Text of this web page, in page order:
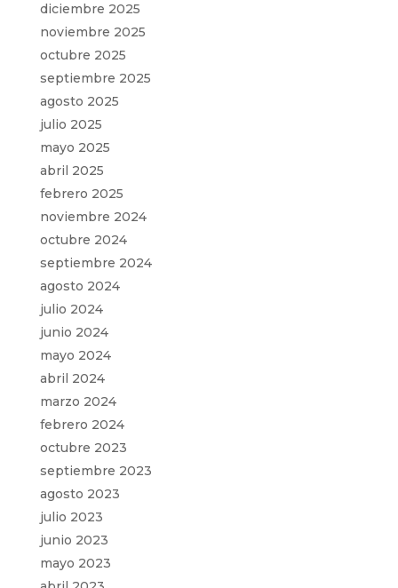
diciembre 2025
noviembre 2025
octubre 2025
septiembre 2025
agosto 2025
julio 2025
mayo 2025
abril 2025
febrero 2025
noviembre 2024
octubre 2024
septiembre 2024
agosto 2024
julio 2024
junio 2024
mayo 2024
abril 2024
marzo 2024
febrero 2024
octubre 2023
septiembre 2023
agosto 2023
julio 2023
junio 2023
mayo 2023